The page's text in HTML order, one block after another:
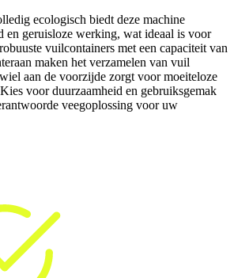
ecologisch biedt deze machine
en geruisloze werking, wat ideaal is voor
vuilcontainers met een capaciteit van
maken het verzamelen van vuil
aan de voorzijde zorgt voor moeiteloze
voor duurzaamheid en gebruiksgemak
veegoplossing voor uw